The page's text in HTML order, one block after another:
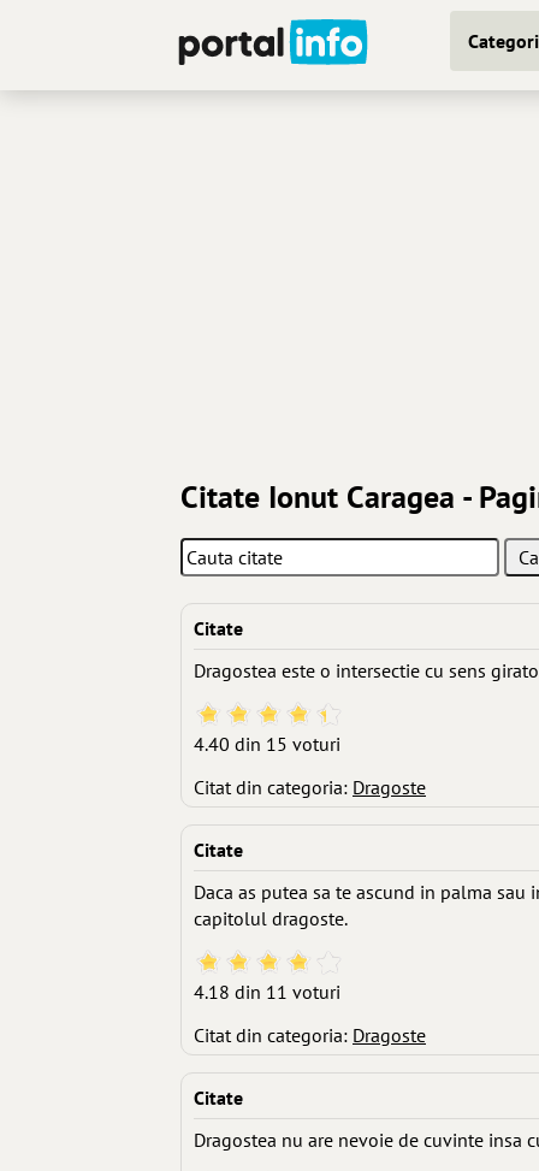
Citate Ionut Caragea -
Citate
Dragostea este o intersectie cu sens
4.40 din 15 voturi
Citat din categoria: Dragoste
Citate
Daca as putea sa te ascund in palma
capitolul dragoste.
4.18 din 11 voturi
Citat din categoria: Dragoste
Citate
Dragostea nu are nevoie de cuvinte insa